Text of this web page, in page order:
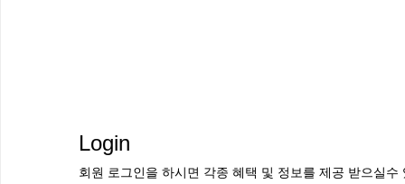
Login
회원 로그인을 하시면 각종 혜택 및 정보를 제공 받으실수